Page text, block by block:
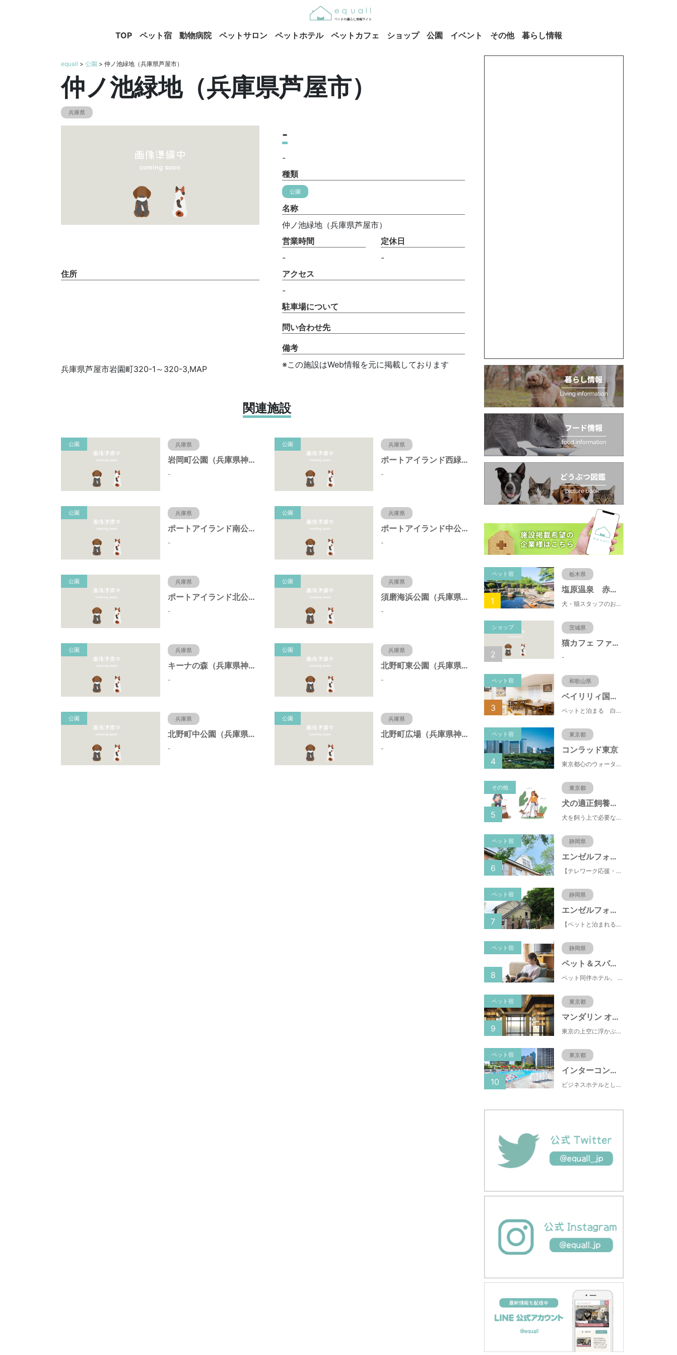
TOP ペット宿 動物病院 ペットサロン ペットホテル ペットカフェ ショップ 公園 イベント その他 暮らし情報
equall > 公園 > 仲ノ池緑地（兵庫県芦屋市）
仲ノ池緑地（兵庫県芦屋市）
兵庫県
-
-
種類
公園
名称
仲ノ池緑地（兵庫県芦屋市）
営業時間
-
定休日
-
住所
兵庫県芦屋市岩園町320-1～320-3,MAP
アクセス
-
駐車場について
問い合わせ先
備考
※この施設はWeb情報を元に掲載しております
関連施設
公園 兵庫県
岩岡町公園（兵庫県神戸市）
-
公園 兵庫県
ポートアイランド西緑地（兵庫県神戸市）
-
公園 兵庫県
ポートアイランド南公園（兵庫県神戸市）
-
公園 兵庫県
ポートアイランド中公園（兵庫県神戸市）
-
公園 兵庫県
ポートアイランド北公園（兵庫県神戸市）
-
公園 兵庫県
須磨海浜公園（兵庫県神戸市）
-
公園 兵庫県
キーナの森（兵庫県神戸市）
-
公園 兵庫県
北野町東公園（兵庫県神戸市）
-
公園 兵庫県
北野町中公園（兵庫県神戸市）
-
公園 兵庫県
北野町広場（兵庫県神戸市）
-
ペット宿 栃木県
塩原温泉 赤沢温泉旅館
犬・猫スタッフのおもてニャしが魅力のひとつ♪大自然に囲まれた隠れ家的宿で癒やしの休日を。
1
ショップ 茨城県
猫カフェ ファミリーズ
-
2
ペット宿 和歌山県
ベイリリィ国民宿舎しらゆり荘
ペットと泊まる 白浜温泉 ベイリリィ国民宿舎しらゆり荘
3
ペット宿 東京都
コンラッド東京
東京都心のウォーターフロントに位置し、都内全域へのアクセスへも便利なコンラッド東京は、銀座や新橋へ徒歩圏内、明治神宮や浅草、六本木などの観光・ショッピングエリアにもアクセス至便。また、東京駅まで10分、羽田空港まで25分、丸の内などの主要ビジネス街へのアクセスにも優れ、ビジネスにも最適のロケーションです。
4
その他 東京都
犬の適正飼養クイズ
犬を飼う上で必要な責任やマナー、健康管理について学ぶことができます。
5
ペット宿 静岡県
エンゼルフォレスト伊豆スカイライン
【テレワーク応援・ペットと泊まれる】ゴルフ場隣接のまるごと貸切別荘（自炊OK）
6
ペット宿 静岡県
エンゼルフォレスト伊豆高原(赤沢望洋台)
【ペットと泊まれる】源泉かけ流し温泉付の1棟貸切別荘（自炊OK）全別荘内装リフォーム済み♪
7
ペット宿 静岡県
ペット＆スパホテル伊豆高原
ペット同伴ホテル。 快適な施設と癒しの温泉、京風懐石をご堪能ください。
8
ペット宿 東京都
マンダリン オリエンタル 東京
東京の上空に浮かぶマンダリン オリエンタル 東京は、眼下にすばらしい風景が広がるラグジュアリーな5つ星ホテルです。凜とした風格ある佇まいと和モダンのスタイルに、最新鋭のテクノロジー、定評あるスパ、驚きと感動に満ちた食体験、卓越したサービスを融合させ、真心を込めてお客さまをおもてなしいたします。
9
ペット宿 東京都
インターコンチネンタル東京ベイ
ビジネスホテルとして有名な東横INN(東横イン)がペットと一緒に泊まれるプランをスタートしました。東横INNは、ペット専用Instagramもスタートしており、飼い主の間で話題になっています。
10